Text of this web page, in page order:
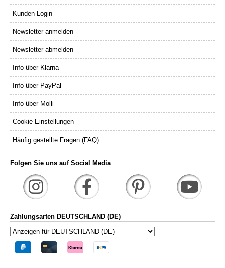
Kunden-Login
Newsletter anmelden
Newsletter abmelden
Info über Klarna
Info über PayPal
Info über Molli
Cookie Einstellungen
Häufig gestellte Fragen (FAQ)
Folgen Sie uns auf Social Media
Zahlungsarten DEUTSCHLAND (DE)